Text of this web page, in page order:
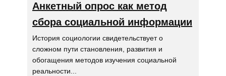
Анкетный опрос как метод
сбора социальной информации
История социологии свидетельствует о
сложном пути становления, развития и
обогащения методов изучения социальной
реальности...